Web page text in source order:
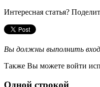
Интересная статья?
Вы должны выполнить
Также Вы можете войти
Одной строкой